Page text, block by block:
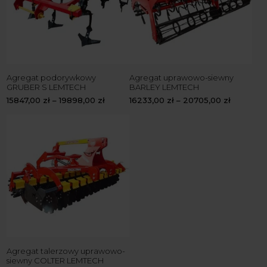
Agregat podorywkowy
GRUBER S LEMTECH
15847,00 zł –19898,00 zł
Agregat uprawowo-siewny
BARLEY LEMTECH
16233,00 zł – 20705,00 zł
Agregat talerzowy uprawowo-
siewny COLTER LEMTECH